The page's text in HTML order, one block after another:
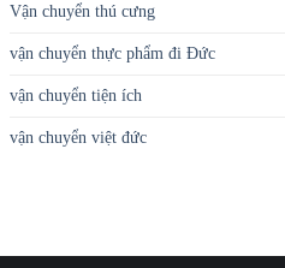
Vận chuyển thú cưng
vận chuyển thực phẩm đi Đức
vận chuyển tiện ích
vận chuyển việt đức